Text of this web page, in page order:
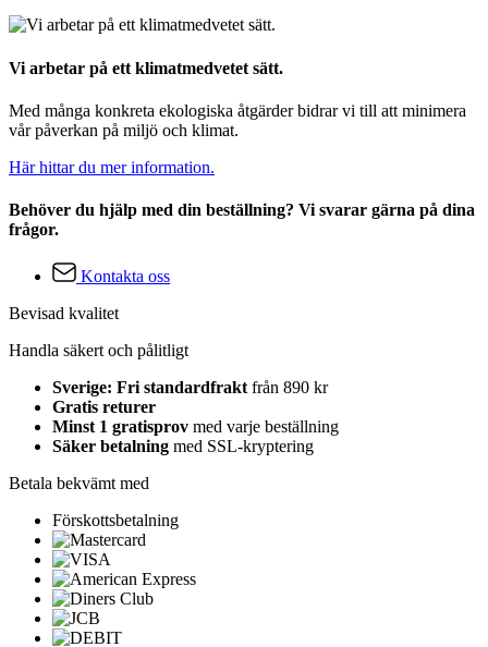
Vi arbetar på ett klimatmedvetet sätt.
Med många konkreta ekologiska åtgärder bidrar vi till att minimera
vår påverkan på miljö och klimat.
Här hittar du mer information.
Behöver du hjälp med din beställning? Vi svarar gärna på dina
frågor.
Kontakta oss
Bevisad kvalitet
Handla säkert och pålitligt
Sverige: Fri standardfrakt från 890 kr
Gratis returer
Minst 1 gratisprov med varje beställning
Säker betalning med SSL-kryptering
Betala bekvämt med
Förskottsbetalning